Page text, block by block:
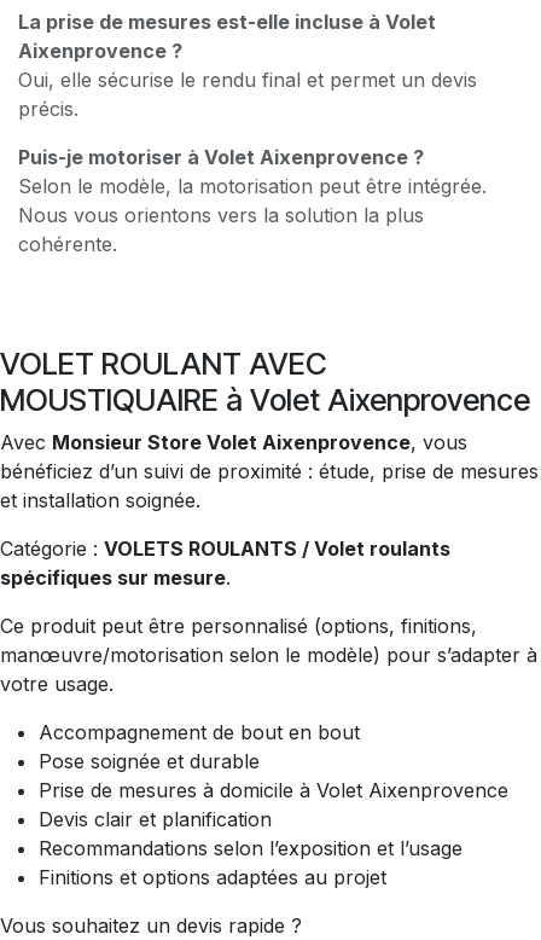
La prise de mesures est-elle incluse à Volet
Aixenprovence ?
Oui, elle sécurise le rendu final et permet un devis
précis.
Puis-je motoriser à Volet Aixenprovence ?
Selon le modèle, la motorisation peut être intégrée.
Nous vous orientons vers la solution la plus
cohérente.
VOLET ROULANT AVEC
MOUSTIQUAIRE à Volet Aixenprovence
Avec Monsieur Store Volet Aixenprovence, vous
bénéficiez d’un suivi de proximité : étude, prise de mesures
et installation soignée.
Catégorie : VOLETS ROULANTS / Volet roulants
spécifiques sur mesure.
Ce produit peut être personnalisé (options, finitions,
manœuvre/motorisation selon le modèle) pour s’adapter à
votre usage.
Accompagnement de bout en bout
Pose soignée et durable
Prise de mesures à domicile à Volet Aixenprovence
Devis clair et planification
Recommandations selon l’exposition et l’usage
Finitions et options adaptées au projet
Vous souhaitez un devis rapide ?